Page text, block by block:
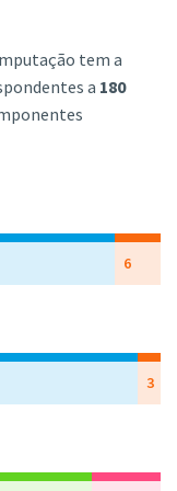
tem a
a 180
6
3